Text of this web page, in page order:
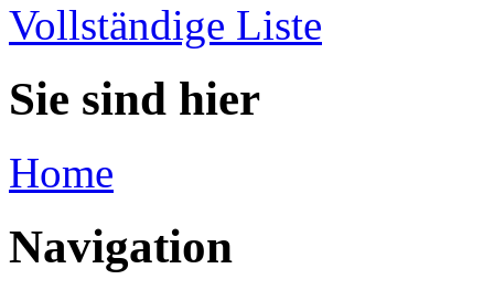
Vollständige Liste
Sie sind hier
Home
Navigation